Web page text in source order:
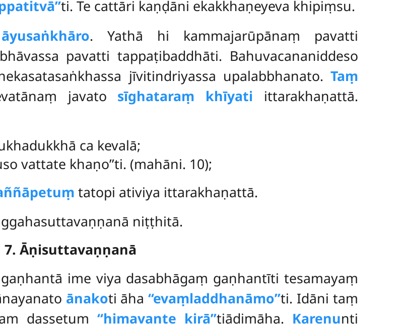
ti. Te cattāri kaṇḍāni ekakkhaṇeyeva khipiṃsu.
āyusaṅkhāro. Yathā hi kammajarūpānaṃ pavatti
pavatti tappaṭibaddhāti. Bahuvacananiddeso
jīvitindriyassa upalabbhanato.Taṃ
javato sīghataraṃ khīyati ittarakhaṇattā.
ca kevalā;
vattate khaṇo’’ti. (mahāni. 10);
tatopi ativiya ittarakhaṇattā.
niṭṭhitā.
7. Āṇisuttavaṇṇanā
ime viya dasabhāgaṃ gaṇhantīti tesamayaṃ
ānakoti āha‘‘evaṃladdhanāmo’’ti. Idāni taṃ
dassetuṃ‘‘himavante kirā’’tiādimāha. Kareṇunti